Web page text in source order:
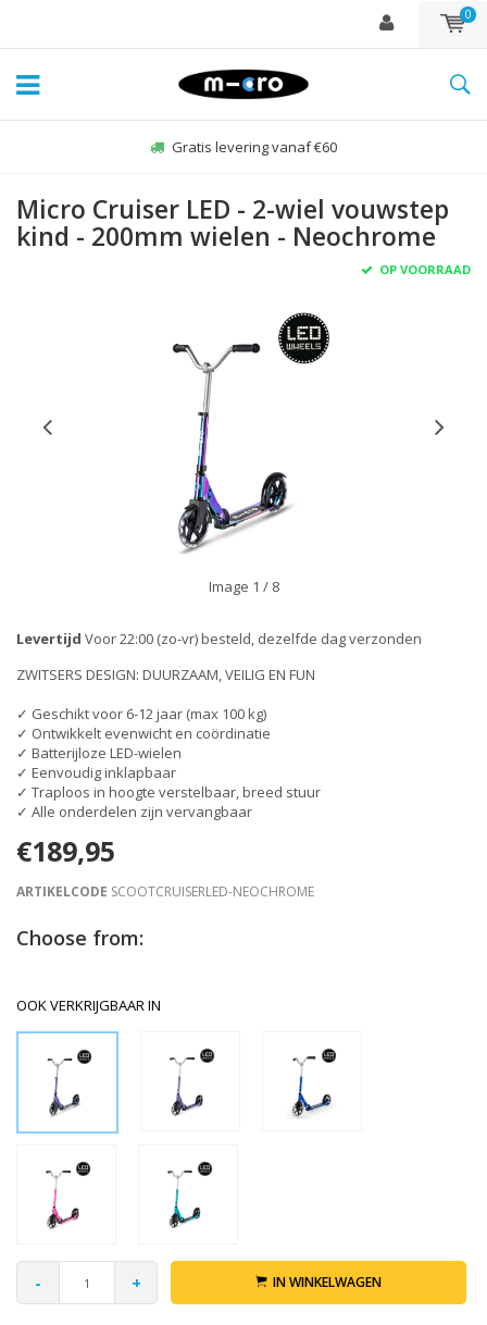
0
Gratis levering vanaf €60
Micro Cruiser LED - 2-wiel vouwstep
kind - 200mm wielen - Neochrome
OP VOORRAAD
Image 1 / 8
Levertijd Voor 22:00 (zo-vr) besteld, dezelfde dag verzonden
ZWITSERS DESIGN: DUURZAAM, VEILIG EN FUN
✓ Geschikt voor 6-12 jaar (max 100 kg)
✓ Ontwikkelt evenwicht en coördinatie
✓ Batterijloze LED-wielen
✓ Eenvoudig inklapbaar
✓ Traploos in hoogte verstelbaar, breed stuur
✓ Alle onderdelen zijn vervangbaar
€189,95
ARTIKELCODE SCOOTCRUISERLED-NEOCHROME
Choose from:
OOK VERKRIJGBAAR IN
- + IN WINKELWAGEN